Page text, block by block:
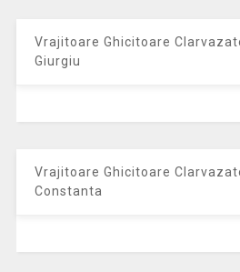
Vrajitoare Ghicitoare
Giurgiu
Vrajitoare Ghicitoare
Constanta